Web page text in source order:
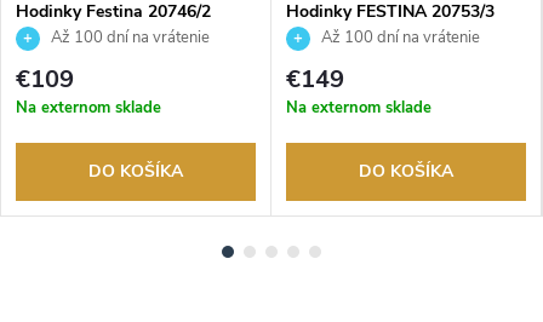
Hodinky Festina 20746/2
Až 100 dní na vrátenie
tovaru. Autorizovaný predajca.
€109
Na externom sklade
DO KOŠÍKA
Hodinky FESTINA 20753/3
Až 100 dní na vrátenie
tovaru. Autorizovaný predajca.
€149
Na externom sklade
DO KOŠÍKA